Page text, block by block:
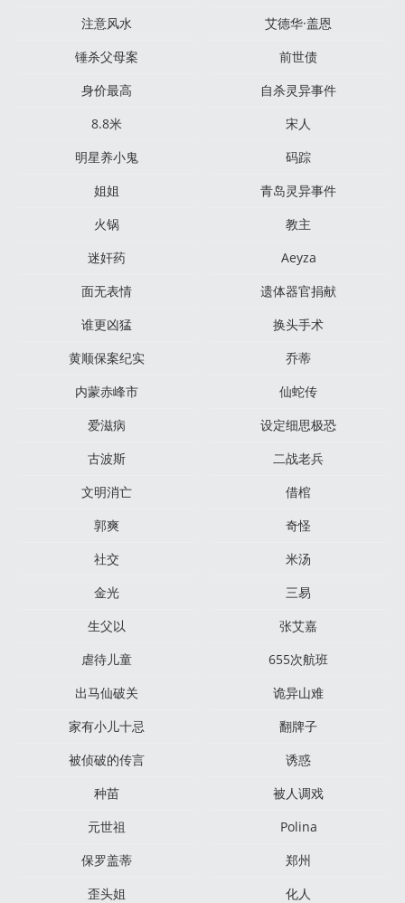
注意风水
艾德华·盖恩
锤杀父母案
前世债
身价最高
自杀灵异事件
8.8米
宋人
明星养小鬼
码踪
姐姐
青岛灵异事件
火锅
教主
迷奸药
Aeyza
面无表情
遗体器官捐献
谁更凶猛
换头手术
黄顺保案纪实
乔蒂
内蒙赤峰市
仙蛇传
爱滋病
设定细思极恐
古波斯
二战老兵
文明消亡
借棺
郭爽
奇怪
社交
米汤
金光
三易
生父以
张艾嘉
虐待儿童
655次航班
出马仙破关
诡异山难
家有小儿十忌
翻牌子
被侦破的传言
诱惑
种苗
被人调戏
元世祖
Polina
保罗盖蒂
郑州
歪头姐
化人